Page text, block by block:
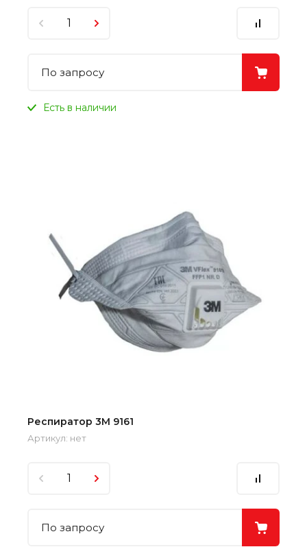
По запросу
Есть в наличии
Респиратор 3М 9161
Артикул: нет
По запросу